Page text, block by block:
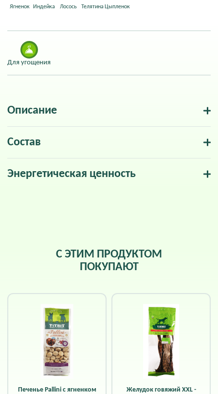
Ягненок Индейка Лосось Телятина Цыпленок
Для угощения
Описание
Состав
Энергетическая ценность
С ЭТИМ ПРОДУКТОМ
ПОКУПАЮТ
Печенье Pallini с ягненком Желудок говяжий XXL -